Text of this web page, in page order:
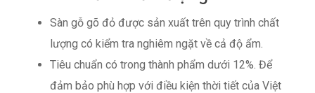
Sàn gỗ gõ đỏ được sản xuất trên quy trình chất
lượng có kiểm tra nghiêm ngặt về cả độ ẩm.
Tiêu chuẩn có trong thành phẩm dưới 12%. Để
đảm bảo phù hợp với điều kiện thời tiết của Việt